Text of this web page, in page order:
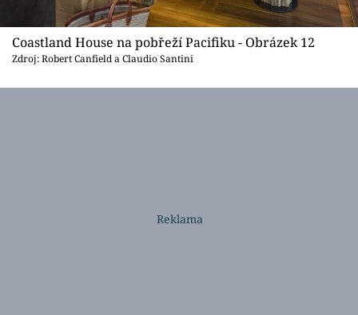
Coastland House na pobřeží Pacifiku - Obrázek 12
Zdroj: Robert Canfield a Claudio Santini